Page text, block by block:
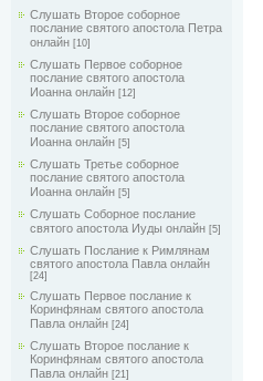
Слушать Второе соборное
послание святого апостола Петра
онлайн [10]
Слушать Первое соборное
послание святого апостола
Иоанна онлайн [12]
Слушать Второе соборное
послание святого апостола
Иоанна онлайн [5]
Слушать Третье соборное
послание святого апостола
Иоанна онлайн [5]
Слушать Соборное послание
святого апостола Иуды онлайн [5]
Слушать Послание к Римлянам
святого апостола Павла онлайн
[24]
Слушать Первое послание к
Коринфянам святого апостола
Павла онлайн [24]
Слушать Второе послание к
Коринфянам святого апостола
Павла онлайн [21]